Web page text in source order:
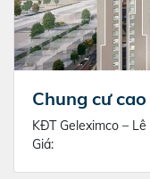
Chung cư
KĐT Geleximco –
Giá: